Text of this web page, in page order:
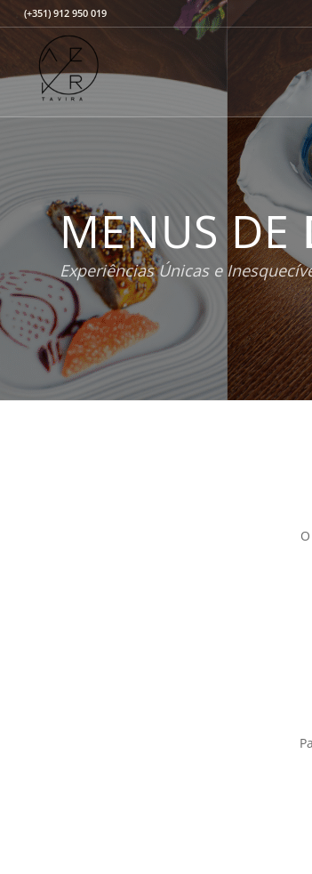
(+351) 912 950 019
MENUS DE
Experiências Únicas e